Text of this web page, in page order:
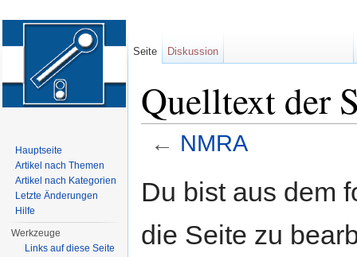
Quelltext der
← NMRA
Du bist aus dem
die Seite zu
Seite Diskussion
Hauptseite
Artikel nach Themen
Artikel nach Kategorien
Letzte Änderungen
Hilfe
Werkzeuge
Links auf diese Seite